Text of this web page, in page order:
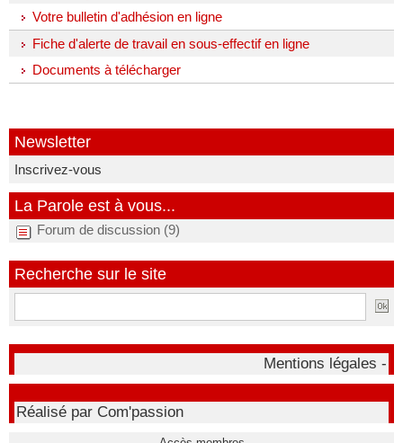
Votre bulletin d'adhésion en ligne
Fiche d'alerte de travail en sous-effectif en ligne
Documents à télécharger
Newsletter
Inscrivez-vous
La Parole est à vous...
Forum de discussion (9)
Recherche sur le site
Mentions légales -
Réalisé par Com'passion